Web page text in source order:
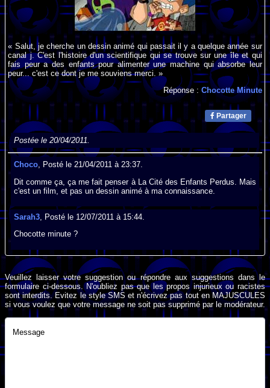
« Salut, je cherche un dessin animé qui passait il y a quelque année sur
canal j. C'est l'histoire d'un scientifique qui se trouve sur une île et qui
fais peur a des enfants pour alimenter une machine qui absorbe leur
peur... c'est ce dont je me souviens merci. »
Réponse : Chocotte Minute
Partager
Postée le 20/04/2011.
Choco, Posté le 21/04/2011 à 23:37.
Dit comme ça, ça me fait penser à La Cité des Enfants Perdus. Mais
c'est un film, et pas un dessin animé à ma connaissance.
Sarah3, Posté le 12/07/2011 à 15:44.
Chocotte minute ?
Veuillez laisser votre suggestion ou répondre aux suggestions dans le
formulaire ci-dessous. N'oubliez pas que les propos injurieux ou racistes
sont interdits. Evitez le style SMS et n'écrivez pas tout en MAJUSCULES
si vous voulez que votre message ne soit pas supprimé par le modérateur.
Message